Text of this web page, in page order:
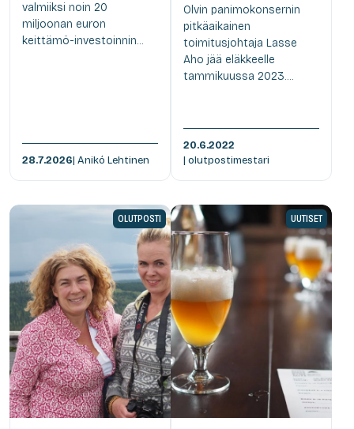
valmiiksi noin 20
miljoonan euron
keittämö-investoinnin...
28.7.2026| Anikó Lehtinen
Olvin panimokonsernin
pitkäaikainen
toimitusjohtaja Lasse
Aho jää eläkkeelle
tammikuussa 2023....
20.6.2022
| olutpostimestari
OLUTPOSTI UUTISET